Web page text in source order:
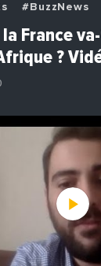
#BuzzNews
France
?